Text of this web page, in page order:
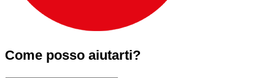
Come posso aiutarti?